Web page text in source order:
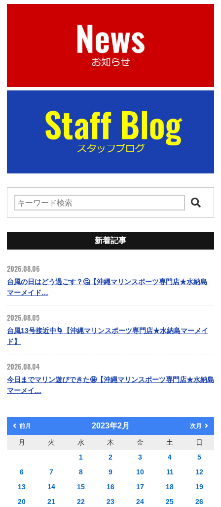
新着記事
2026.08.06
台風の日はどう過ごす？🤔【沖縄マリンスポーツ専門店★水納島
マーメイド…
2026.08.05
台風13号接近中🌀【沖縄マリンスポーツ専門店★水納島マーメイ
ド】
2026.08.04
今日までマリン遊びできた🤩【沖縄マリンスポーツ専門店★水納島
マーメイ…
前月 2023年2月 次月
月 火 水 木 金 土
日
1
2 3 4
5
6
7 8 9 10 11
12
13
14 15 16 17 18
19
20
21 22 23 24 25 26